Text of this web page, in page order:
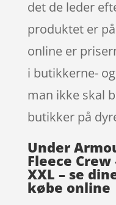
det de leder
produktet er
online er
i butikkerne-
man ikke skal
butikker på
Under
Fleece
XXL – se
købe online